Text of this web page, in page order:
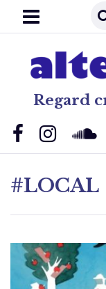
Regard
#LOCAL